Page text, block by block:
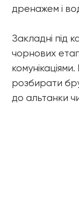
дренажем і
Закладні під
чорнових
розбирати
до альтанки